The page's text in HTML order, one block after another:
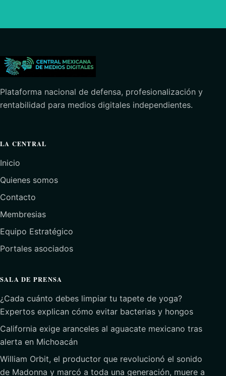
Plataforma nacional de defensa, profesionalización y
rentabilidad para medios digitales independientes.
LA CENTRAL
Inicio
Quienes somos
Contacto
Membresias
Equipo Estratégico
Portales asociados
SALA DE PRENSA
¿Cada cuánto debes limpiar tu tapete de yoga?
Expertos explican cómo evitar bacterias y hongos
California exige aranceles al aguacate mexicano tras
alerta en Michoacán
William Orbit, el productor que revolucionó el sonido
de Madonna y marcó a toda una generación, muere a